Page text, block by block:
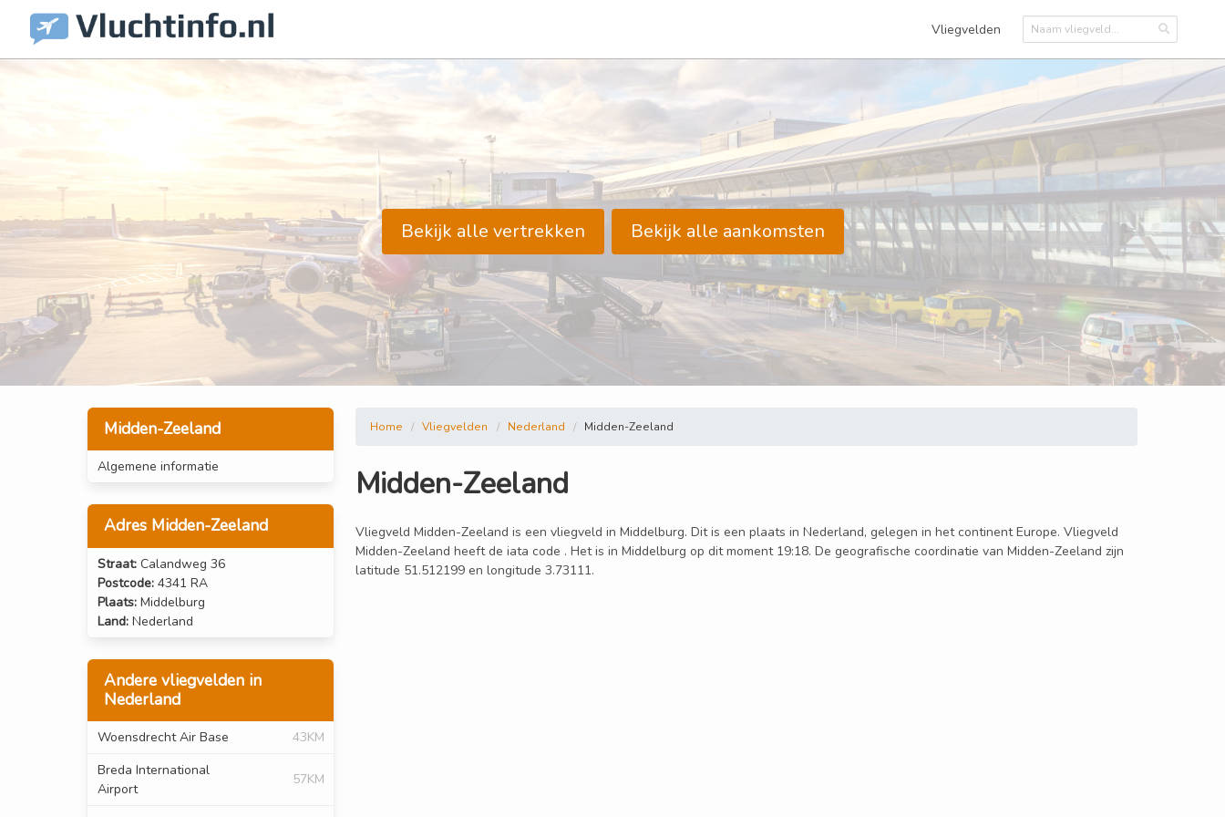
Vliegvelden
Bekijk alle vertrekken Bekijk alle aankomsten
Midden-Zeeland
Algemene informatie
Adres Midden-Zeeland
Straat:Calandweg 36
Postcode:4341 RA
Plaats: Middelburg
Land:Nederland
Andere vliegvelden in
Nederland
Woensdrecht Air Base
43KM
Breda International
Airport
57KM
Home Vliegvelden Nederland Midden-Zeeland
Midden-Zeeland
Vliegveld Midden-Zeeland is een vliegveld in Middelburg. Dit is een plaats in Nederland, gelegen in het continent Europe. Vliegveld
Midden-Zeeland heeft de iata code . Het is in Middelburg op dit moment 19:18. De geografische coordinatie van Midden-Zeeland zijn
latitude 51.512199 en longitude 3.73111.